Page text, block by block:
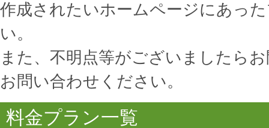
作成されたいホームページにあっ
い。
また、不明点等がございましたら
お問い合わせください。
料金プラン一覧
CMSクラウドHP